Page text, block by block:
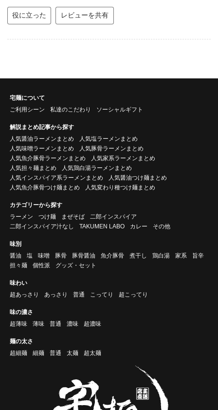
役に立った レビューを共有
宅麺について
ご利用シーン
私達のこだわり ソーシャルギフト
解説まとめ記事から探す
人気醤油ラーメンまとめ
人気塩ラーメンまとめ
人気味噌ラーメンまとめ
人気豚骨ラーメンまとめ
人気魚介豚骨ラーメンまとめ
人気家系ラーメンまとめ
人気担々麺まとめ
人気鶏白湯ラーメンまとめ
人気インスパイア系ラーメンまとめ
人気醤油つけ麺まとめ
人気魚介豚骨つけ麺まとめ
人気変わり種つけ麺まとめ
カテゴリーから探す
ラーメン
つけ麺 まぜそば
二郎インスパイア
二郎インスパイア汁なし
TAKUMEN LABO カレー その他
味別
醤油
塩 味噌 豚骨 豚骨醤油 魚介豚骨 煮干し 鶏白湯 家系
旨辛
担々麺
個性派 グッズ・セット
味わい
超あっさり
あっさり 普通 こってり 超こってり
味の濃さ
超薄味
薄味 普通 濃味 超濃味
麺の太さ
超細麺
細麺 普通 太麺 超太麺